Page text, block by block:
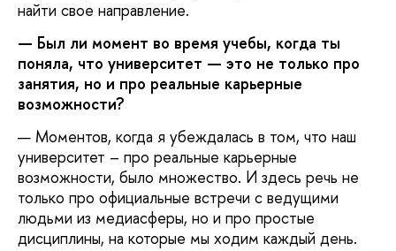
найти свое направление.
— Был ли момент во время учебы, когда ты
поняла, что университет — это не только про
занятия, но и про реальные карьерные
возможности?
— Моментов, когда я убеждалась в том, что наш
университет – про реальные карьерные
возможности, было множество. И здесь речь не
только про официальные встречи с ведущими
людьми из медиасферы, но и про простые
дисциплины, на которые мы ходим каждый день.